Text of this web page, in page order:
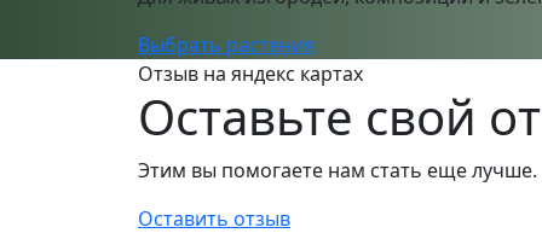
Выбрать растения
Отзыв на яндекс картах
Оставьте свой
Этим вы помогаете нам стать еще лучше.
Оставить отзыв